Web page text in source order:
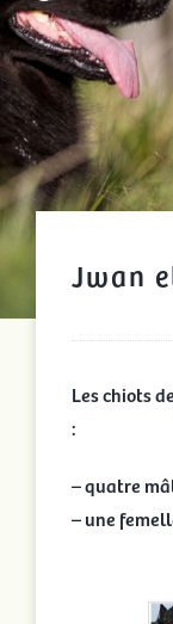
Jwan
Les chiots de
:
– quatre
– une